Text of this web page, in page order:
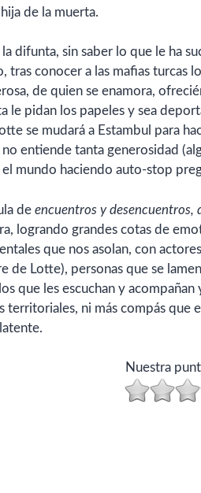
de la muerta.
la difunta, sin saber lo que le ha
conocer a las mafias turcas
de quien se enamora,
le pidan los papeles y sea
se mudará a Estambul para
entiende tanta generosidad
mundo haciendo auto-stop
de encuentros y desencuentros,
logrando grandes cotas de
que nos asolan, con
de Lotte), personas que se
que les escuchan y
territoriales, ni más compás que
Nuestra